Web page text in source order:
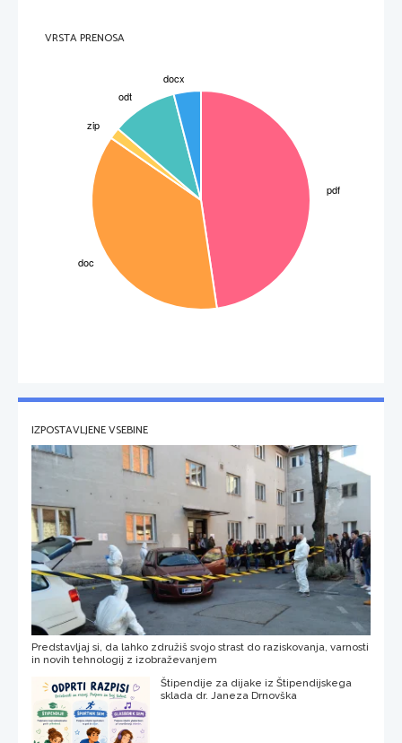
VRSTA PRENOSA
IZPOSTAVLJENE VSEBINE
Predstavljaj si, da lahko združiš svojo strast do raziskovanja, varnosti
in novih tehnologij z izobraževanjem
Štipendije za dijake iz Štipendijskega
sklada dr. Janeza Drnovška